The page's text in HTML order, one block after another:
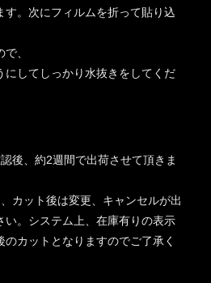
。次にフィルムを折って貼り込
、
してしっかり水抜きをしてくだ
後、約2週間で出荷させて頂きま
カット後は変更、キャンセルが出
い。システム上、在庫有りの表示
カットとなりますのでご了承く